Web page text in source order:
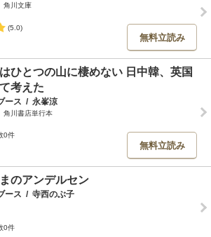
角川文庫
(5.0)
無料立読み
ひとつの山に棲めない 日中韓、英国
考えた
ース / 永峯涼
角川書店単行本
0件
無料立読み
のアンデルセン
ース / 寺西のぶ子
0件